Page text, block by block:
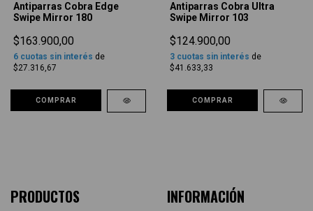
Antiparras Cobra Edge
Swipe Mirror 180
$163.900,00
6 cuotas sin interés de
$27.316,67
COMPRAR
Antiparras Cobra Ultra
Swipe Mirror 103
$124.900,00
3 cuotas sin interés de
$41.633,33
COMPRAR
PRODUCTOS INFORMACIÓN